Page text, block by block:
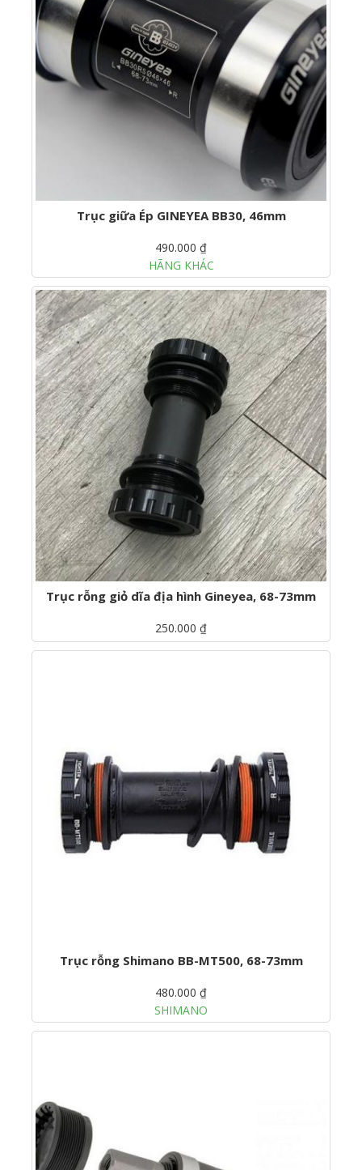
Trục giữa Ép GINEYEA BB30, 46mm
490.000 ₫
HÃNG KHÁC
Trục rỗng giỏ dĩa địa hình Gineyea, 68-73mm
250.000 ₫
Trục rỗng Shimano BB-MT500, 68-73mm
480.000 ₫
SHIMANO